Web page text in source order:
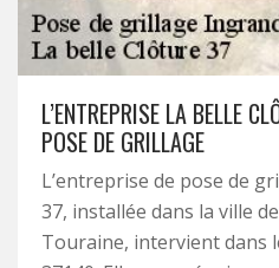
L’ENTREPRISE LA BELLE
POSE DE GRILLAGE
L’entreprise de pose de
37, installée dans la ville
Touraine, intervient dans